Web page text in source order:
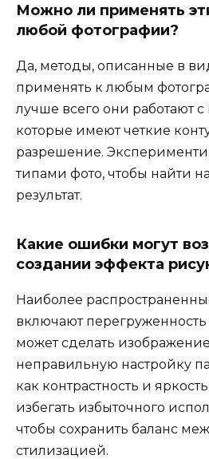
Можно ли применять
любой фотографии?
Да, методы, описанные в
применять к любым
лучше всего они работают
которые имеют четкие
разрешение.
типами фото, чтобы найти
результат.
Какие ошибки могут
создании эффекта
Наиболее
включают
может сделать
неправильную настройку
как контрастность и
избегать избыточного
чтобы сохранить баланс
стилизацией.